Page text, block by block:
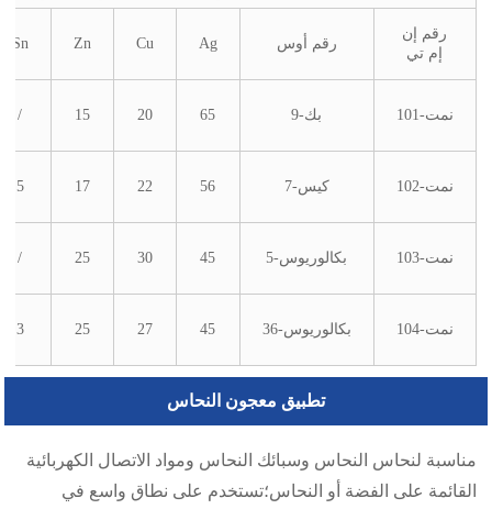
رقم إن
إم تي
رقم أوس Ag
Cu
Zn
Sn
نمت-101 بك-9 65
20
15
/
نمت-102 كيس-7 56
22
17
5
نمت-103 بكالوريوس-5 45
30
25
/
نمت-104 بكالوريوس-36 45
27
25
3
تطبيق معجون النحاس
مناسبة لنحاس النحاس وسبائك النحاس ومواد الاتصال الكهربائية
القائمة على الفضة أو النحاس؛تستخدم على نطاق واسع في